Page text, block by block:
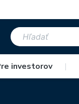
investorov |